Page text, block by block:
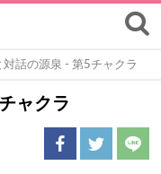
対話の源泉 - 第5チャクラ
ャクラ